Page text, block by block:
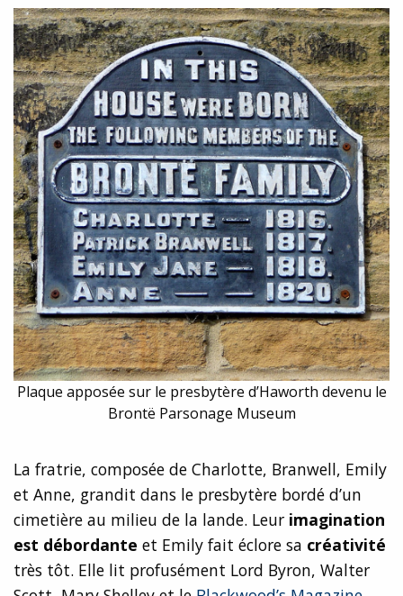
Plaque apposée sur le presbytère d’Haworth devenu le
Brontë Parsonage Museum
La fratrie, composée de Charlotte, Branwell, Emily
et Anne, grandit dans le presbytère bordé d’un
cimetière au milieu de la lande. Leur imagination
est débordante et Emily fait éclore sa créativité
très tôt. Elle lit profusément Lord Byron, Walter